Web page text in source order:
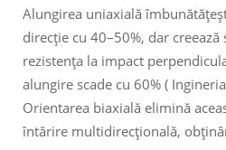
Alungirea uniaxială
direcție cu 40–50%, dar
rezistența la impact
alungire scade cu 60% (
Orientarea biaxială elimină
întărire multidirecțională,